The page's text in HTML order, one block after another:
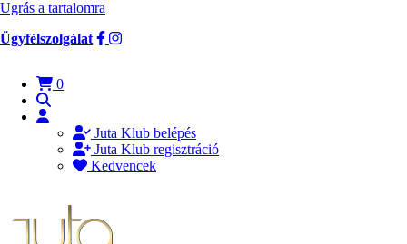
Ugrás a tartalomra
Ügyfélszolgálat
0
Juta Klub belépés
Juta Klub regisztráció
Kedvencek